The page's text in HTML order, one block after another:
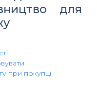
для
при покупці